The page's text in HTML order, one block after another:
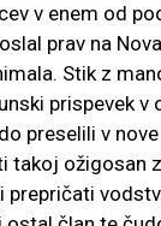
v enem od
prav na
Stik z
prispevek
preselili v
takoj ožigosan